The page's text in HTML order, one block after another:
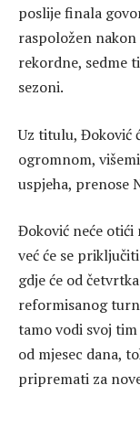
poslije finala
raspoložen
rekordne, sedme
sezoni.
Uz titulu, Đoković
ogromnom,
uspjeha, prenose
Đoković neće otići
već će se
gdje će od
reformisanog
tamo vodi svoj
od mjesec dana,
pripremati za